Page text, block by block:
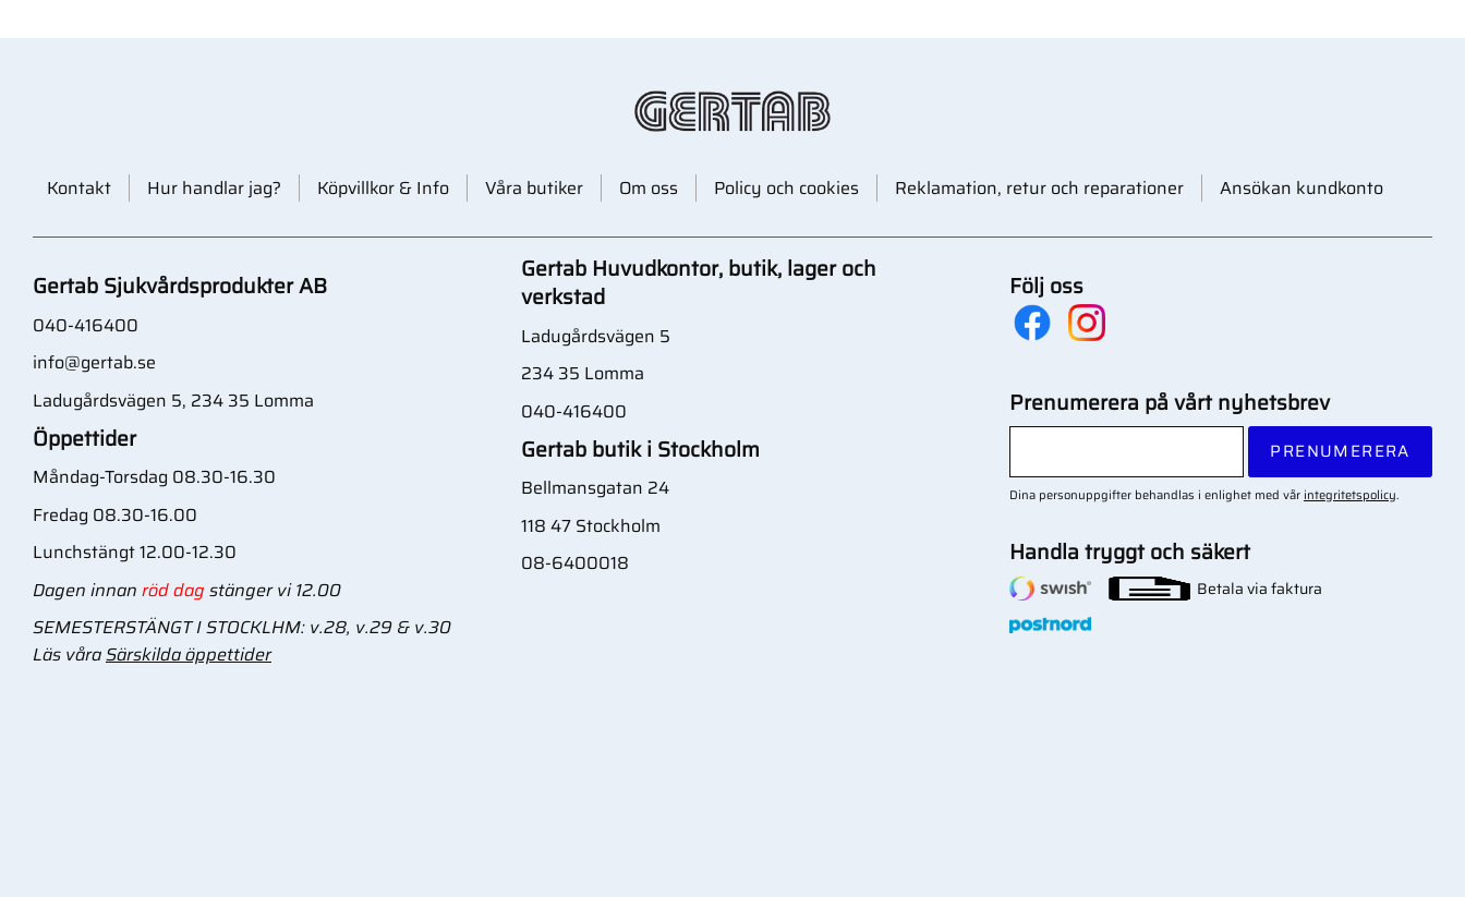
Kontakt Hur handlar jag? Köpvillkor & Info Våra butiker Om oss Policy och cookies Reklamation, retur och reparationer Ansökan kundkonto
Gertab Sjukvårdsprodukter AB
040-416400
info@gertab.se
Ladugårdsvägen 5, 234 35 Lomma
Öppettider
Måndag-Torsdag 08.30-16.30
Fredag 08.30-16.00
Lunchstängt 12.00-12.30
Dagen innan röd dag stänger vi 12.00
SEMESTERSTÄNGT I STOCKLHM: v.28, v.29 & v.30
Läs våraSärskilda öppettider
Gertab Huvudkontor, butik, lager och
verkstad
Ladugårdsvägen 5
234 35 Lomma
040-416400
Gertab butik i Stockholm
Bellmansgatan 24
118 47 Stockholm
08-6400018
Följ oss
Prenumerera på vårt nyhetsbrev
PRENUMERERA
Dina personuppgifter behandlas i enlighet med vår integritetspolicy.
Handla tryggt och säkert
Betala via faktura